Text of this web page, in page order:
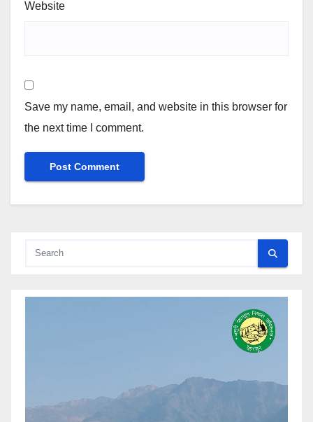
Website
Save my name, email, and website in this browser for
the next time I comment.